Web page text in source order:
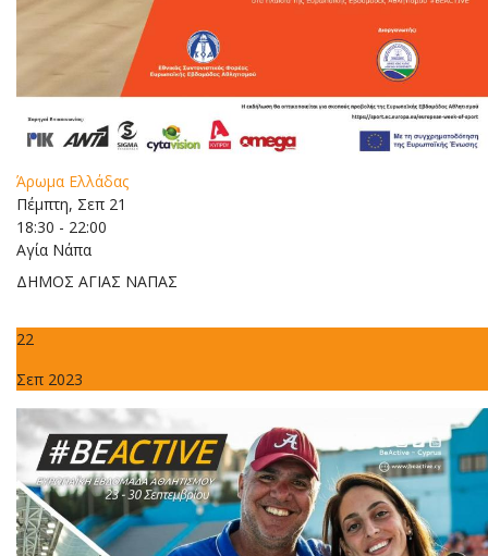
Άρωμα Ελλάδας
Πέμπτη, Σεπ 21
18:30 - 22:00
Αγία Νάπα
ΔΗΜΟΣ ΑΓΙΑΣ ΝΑΠΑΣ
22
Σεπ 2023